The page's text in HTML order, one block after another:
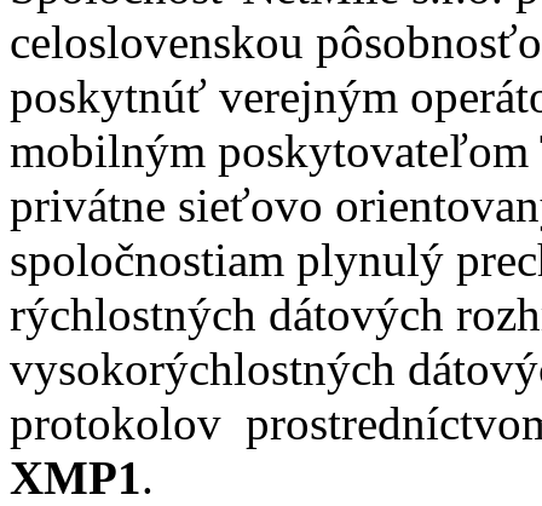
celoslovenskou
poskytnúť verejným
mobilným
privátne sieťovo
spoločnostiam plynulý
rýchlostných dátových
vysokorýchlostných
protokolov
XMP1.